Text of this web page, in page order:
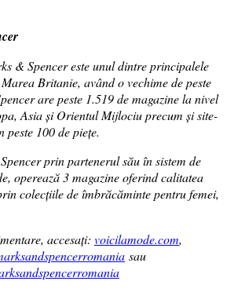
& Spencer este unul dintre principalele
Britanie, având o vechime de peste
are peste 1.519 de magazine la nivel
Asia și Orientul Mijlociu precum și site-
100 de piețe.
prin partenerul său în sistem de
operează 3 magazine oferind calitatea
colecțiile de îmbrăcăminte pentru femei,
accesați: voicilamode.com,
sau